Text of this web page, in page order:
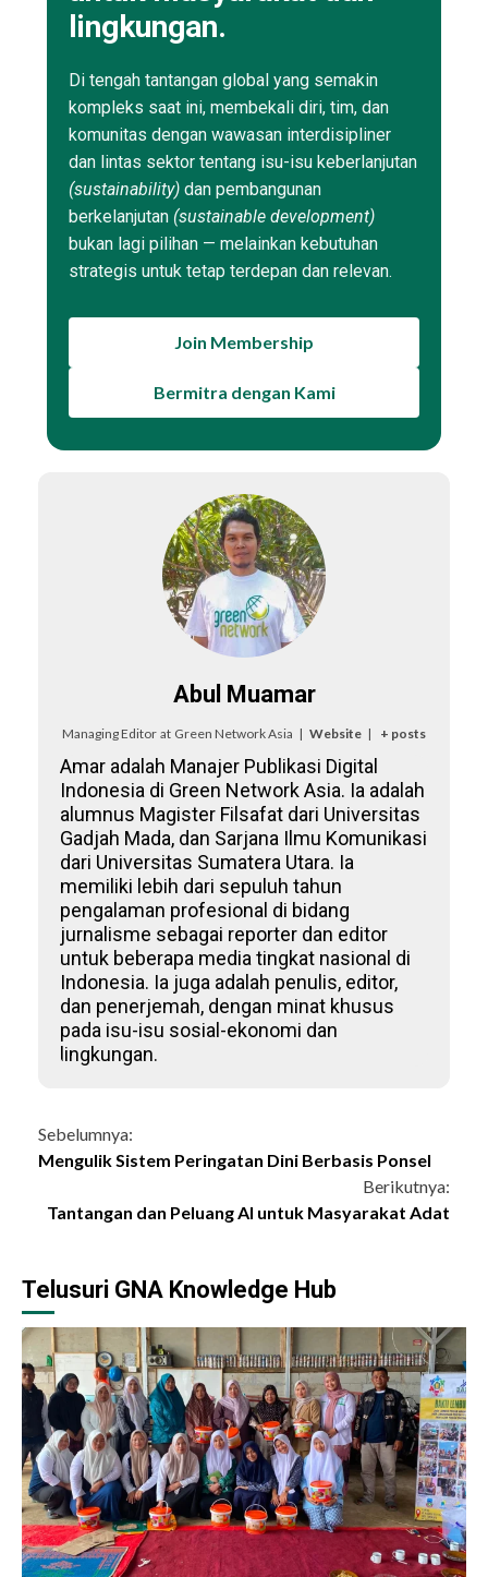
lingkungan.
Di tengah tantangan global yang semakin
kompleks saat ini, membekali diri, tim, dan
komunitas dengan wawasan interdisipliner
dan lintas sektor tentang isu-isu keberlanjutan
(sustainability) dan pembangunan
berkelanjutan (sustainable development)
bukan lagi pilihan — melainkan kebutuhan
strategis untuk tetap terdepan dan relevan.
Join Membership
Bermitra dengan Kami
Abul Muamar
Managing Editor at Green Network Asia | Website | + posts
Amar adalah Manajer Publikasi Digital
Indonesia di Green Network Asia. Ia adalah
alumnus Magister Filsafat dari Universitas
Gadjah Mada, dan Sarjana Ilmu Komunikasi
dari Universitas Sumatera Utara. Ia
memiliki lebih dari sepuluh tahun
pengalaman profesional di bidang
jurnalisme sebagai reporter dan editor
untuk beberapa media tingkat nasional di
Indonesia. Ia juga adalah penulis, editor,
dan penerjemah, dengan minat khusus
pada isu-isu sosial-ekonomi dan
lingkungan.
Continue
Sebelumnya:
Mengulik Sistem Peringatan Dini Berbasis Ponsel
Berikutnya:
Tantangan dan Peluang AI untuk Masyarakat Adat
Telusuri GNA Knowledge Hub